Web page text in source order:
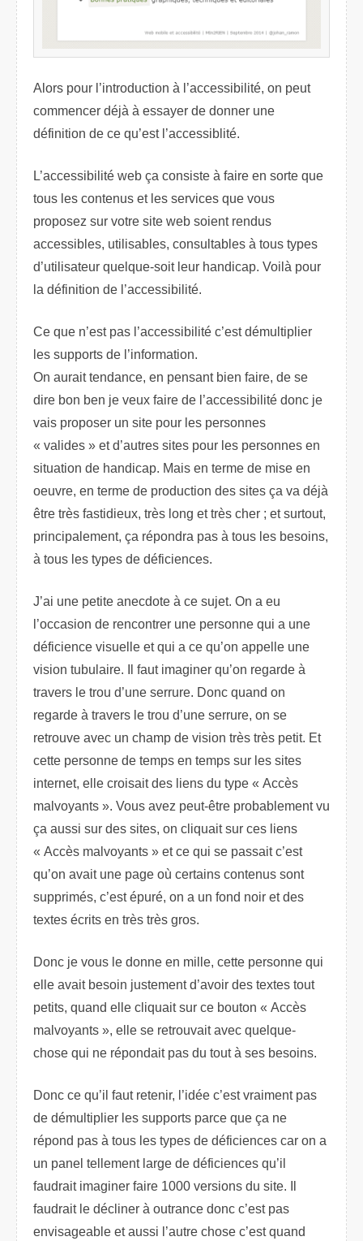
Alors pour l’introduction à l’accessibilité, on peut
commencer déjà à essayer de donner une
définition de ce qu’est l’accessiblité.
L’accessibilité web ça consiste à faire en sorte que
tous les contenus et les services que vous
proposez sur votre site web soient rendus
accessibles, utilisables, consultables à tous types
d’utilisateur quelque-soit leur handicap. Voilà pour
la définition de l’accessibilité.
Ce que n’est pas l’accessibilité c’est démultiplier
les supports de l’information.
On aurait tendance, en pensant bien faire, de se
dire bon ben je veux faire de l’accessibilité donc je
vais proposer un site pour les personnes
« valides » et d’autres sites pour les personnes en
situation de handicap. Mais en terme de mise en
oeuvre, en terme de production des sites ça va déjà
être très fastidieux, très long et très cher ; et surtout,
principalement, ça répondra pas à tous les besoins,
à tous les types de déficiences.
J’ai une petite anecdote à ce sujet. On a eu
l’occasion de rencontrer une personne qui a une
déficience visuelle et qui a ce qu’on appelle une
vision tubulaire. Il faut imaginer qu’on regarde à
travers le trou d’une serrure. Donc quand on
regarde à travers le trou d’une serrure, on se
retrouve avec un champ de vision très très petit. Et
cette personne de temps en temps sur les sites
internet, elle croisait des liens du type « Accès
malvoyants ». Vous avez peut-être probablement vu
ça aussi sur des sites, on cliquait sur ces liens
« Accès malvoyants » et ce qui se passait c’est
qu’on avait une page où certains contenus sont
supprimés, c’est épuré, on a un fond noir et des
textes écrits en très très gros.
Donc je vous le donne en mille, cette personne qui
elle avait besoin justement d’avoir des textes tout
petits, quand elle cliquait sur ce bouton « Accès
malvoyants », elle se retrouvait avec quelque-
chose qui ne répondait pas du tout à ses besoins.
Donc ce qu’il faut retenir, l’idée c’est vraiment pas
de démultiplier les supports parce que ça ne
répond pas à tous les types de déficiences car on a
un panel tellement large de déficiences qu’il
faudrait imaginer faire 1000 versions du site. Il
faudrait le décliner à outrance donc c’est pas
envisageable et aussi l’autre chose c’est quand